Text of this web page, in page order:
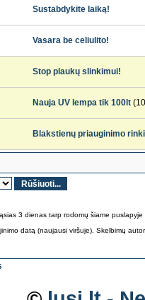
Sustabdykite laiką!
Vasara be celiulito!
Stop plaukų slinkimui!
Nauja UV lempa tik 100lt
Blakstienų priauginimo
3 dienas tarp rodomų šiame puslapyje
datą (naujausi viršuje). Skelbimų